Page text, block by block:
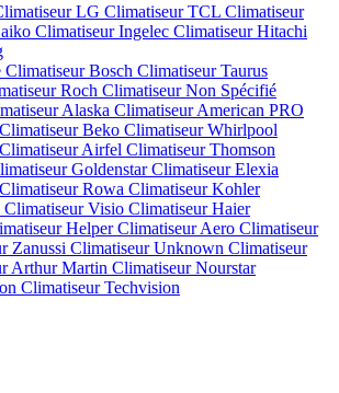
LG Climatiseur TCL Climatiseur
Climatiseur Ingelec Climatiseur Hitachi
Climatiseur Bosch Climatiseur Taurus
Roch Climatiseur Non Spécifié
Alaska Climatiseur American PRO
Climatiseur Beko Climatiseur Whirlpool
Climatiseur Airfel Climatiseur Thomson
GoldenstarClimatiseur Elexia
Climatiseur Rowa Climatiseur Kohler
Climatiseur Visio Climatiseur Haier
HelperClimatiseur Aero Climatiseur
Zanussi Climatiseur Unknown Climatiseur
Arthur Martin Climatiseur Nourstar
Climatiseur Techvision